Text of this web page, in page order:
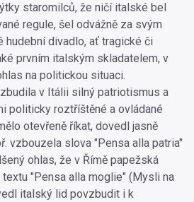
staromilců, že ničí italské bel
regule, šel odvážně za svým
hudební divadlo, ať tragické či
prvním italským skladatelem, v
na politickou situaci.
v Itálii silný patriotismus a
politicky roztříštěné a ovládané
otevřeně říkat, dovedl jasně
vzbouzela slova "Pensa alla patria"
ohlas, že v Římě papežská
"Pensa alla moglie" (Mysli na
italský lid povzbudit i k